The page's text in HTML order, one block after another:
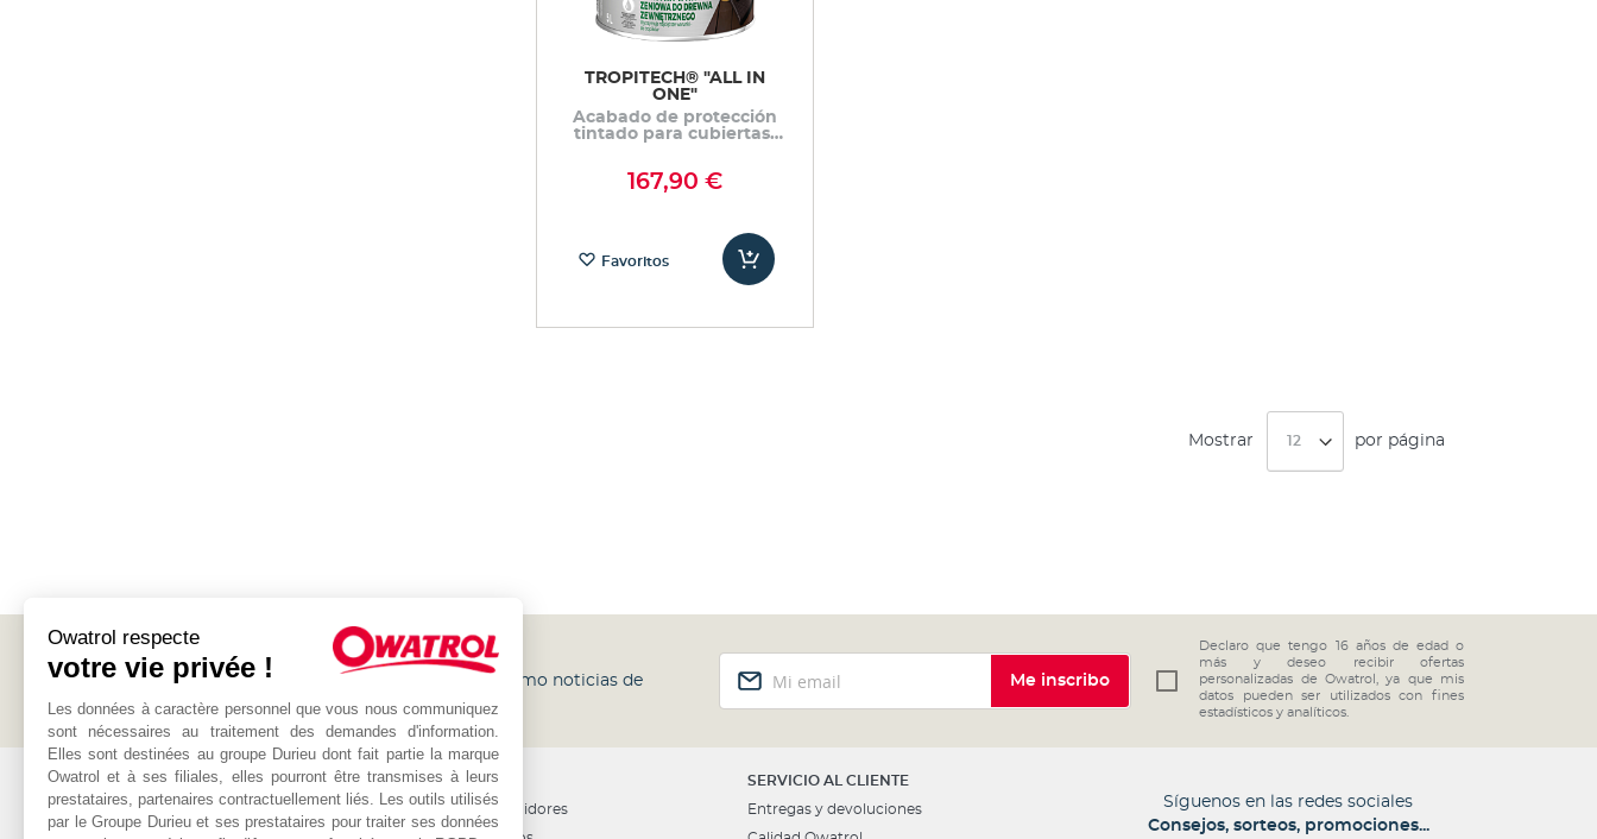
Owatrol respecte
votre vie privée !
Les données à caractère personnel que vous nous communiquez
sont nécessaires au traitement des demandes d'information.
Elles sont destinées au groupe Durieu dont fait partie la marque
Owatrol et à ses filiales, elles pourront être transmises à leurs
prestataires, partenaires contractuellement liés. Les outils utilisés
par le Groupe Durieu et ses prestataires pour traiter ses données
TROPITECH® "ALL IN
ONE"
Acabado de protección
tintado para cubiertas,
167,90 €
Favoritos
Mostrar por página
Suscríbete a nuestroboletín
y recibe tanto promociones como noticias de
nuestro
noticias:
Me inscribo
Declaro que tengo 16 años de edad o
más y deseo recibir ofertas
personalizadas de Owatrol, ya que mis
datos pueden ser utilizados con fines
estadísticos y analíticos.
OWATROL
Productos
OTROS
Los distribuidores
SERVICIO AL CLIENTE
Entregas y devoluciones
Síguenos en las redes sociales
Consejos, sorteos, promociones...